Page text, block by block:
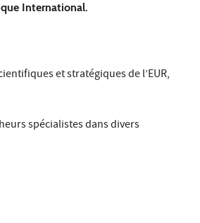
International.
et stratégiques de l’EUR,
spécialistes dans divers